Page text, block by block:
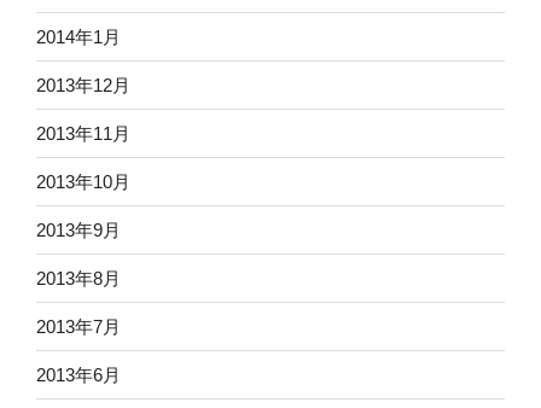
2014年1月
2013年12月
2013年11月
2013年10月
2013年9月
2013年8月
2013年7月
2013年6月